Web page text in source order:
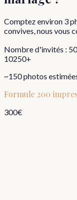
Comptez environ 3
convives, nous vous
Nombre d'invités : 50
10250+
~150photos
Formule 200
300€